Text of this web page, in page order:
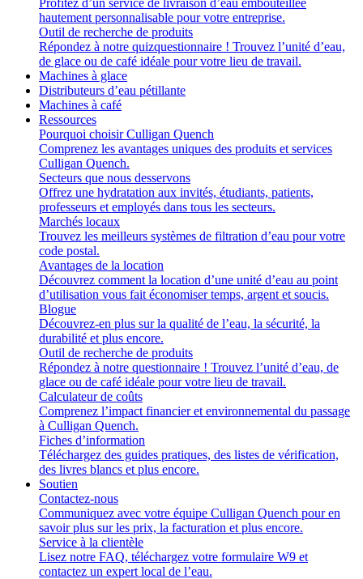
Profitez d’un service de livraison d’eau embouteillée
hautement personnalisable pour votre entreprise.
Outil de recherche de produits
Répondez à notre quizquestionnaire ! Trouvez l’unité d’eau,
de glace ou de café idéale pour votre lieu de travail.
Machines à glace
Distributeurs d’eau pétillante
Machines à café
Ressources
Pourquoi choisir Culligan Quench
Comprenez les avantages uniques des produits et services
Culligan Quench.
Secteurs que nous desservons
Offrez une hydratation aux invités, étudiants, patients,
professeurs et employés dans tous les secteurs.
Marchés locaux
Trouvez les meilleurs systèmes de filtration d’eau pour votre
code postal.
Avantages de la location
Découvrez comment la location d’une unité d’eau au point
d’utilisation vous fait économiser temps, argent et soucis.
Blogue
Découvrez-en plus sur la qualité de l’eau, la sécurité, la
durabilité et plus encore.
Outil de recherche de produits
Répondez à notre questionnaire ! Trouvez l’unité d’eau, de
glace ou de café idéale pour votre lieu de travail.
Calculateur de coûts
Comprenez l’impact financier et environnemental du passage
à Culligan Quench.
Fiches d’information
Téléchargez des guides pratiques, des listes de vérification,
des livres blancs et plus encore.
Soutien
Contactez-nous
Communiquez avec votre équipe Culligan Quench pour en
savoir plus sur les prix, la facturation et plus encore.
Service à la clientèle
Lisez notre FAQ, téléchargez votre formulaire W9 et
contactez un expert local de l’eau.